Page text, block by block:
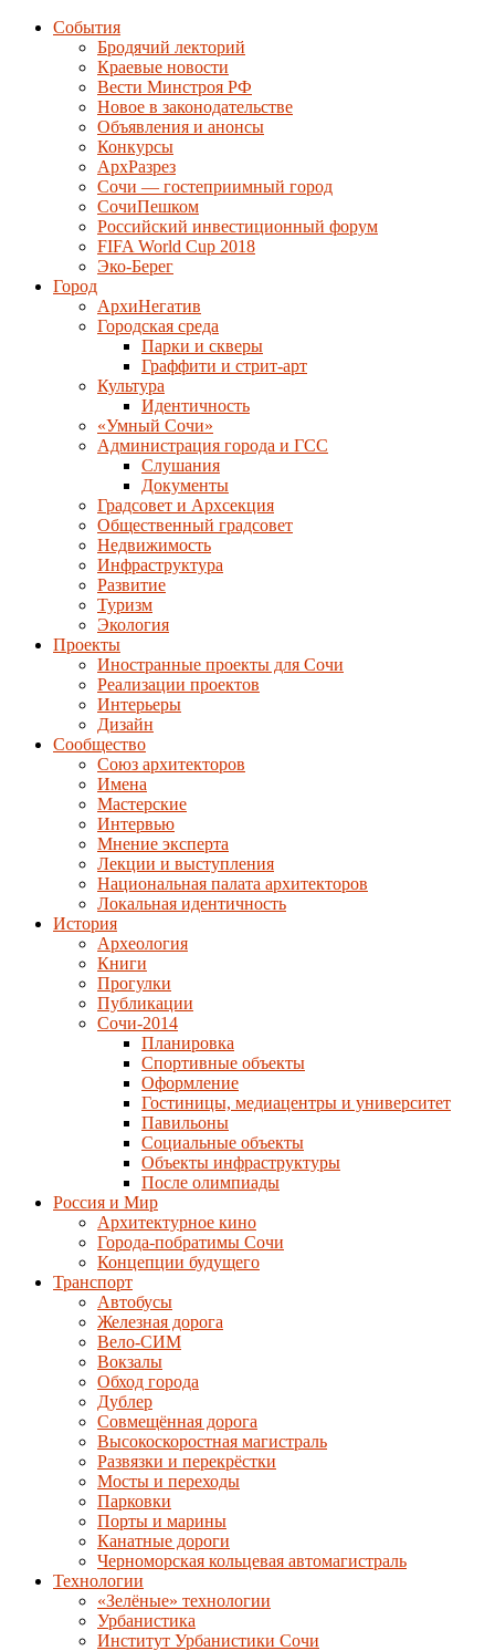
События
Бродячий лекторий
Краевые новости
Вести Минстроя РФ
Новое в законодательстве
Объявления и анонсы
Конкурсы
АрхРазрез
Сочи — гостеприимный город
СочиПешком
Российский инвестиционный форум
FIFA World Cup 2018
Эко-Берег
Город
АрхиНегатив
Городская среда
Парки и скверы
Граффити и стрит-арт
Культура
Идентичность
«Умный Сочи»
Администрация города и ГСС
Слушания
Документы
Градсовет и Архсекция
Общественный градсовет
Недвижимость
Инфраструктура
Развитие
Туризм
Экология
Проекты
Иностранные проекты для Сочи
Реализации проектов
Интерьеры
Дизайн
Сообщество
Союз архитекторов
Имена
Мастерские
Интервью
Мнение эксперта
Лекции и выступления
Национальная палата архитекторов
Локальная идентичность
История
Археология
Книги
Прогулки
Публикации
Сочи-2014
Планировка
Спортивные объекты
Оформление
Гостиницы, медиацентры и университет
Павильоны
Социальные объекты
Объекты инфраструктуры
После олимпиады
Россия и Мир
Архитектурное кино
Города-побратимы Сочи
Концепции будущего
Транспорт
Автобусы
Железная дорога
Вело-СИМ
Вокзалы
Обход города
Дублер
Совмещённая дорога
Высокоскоростная магистраль
Развязки и перекрёстки
Мосты и переходы
Парковки
Порты и марины
Канатные дороги
Черноморская кольцевая автомагистраль
Технологии
«Зелёные» технологии
Урбанистика
Институт Урбанистики Сочи